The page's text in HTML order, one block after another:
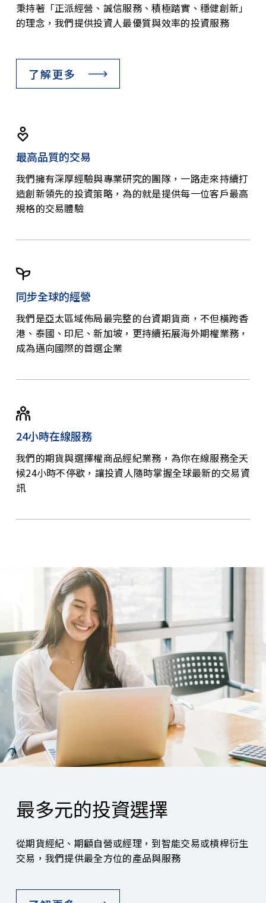
秉持著「正派經營、誠信服務、積極踏實、穩健創新」
的理念，我們提供投資人最優質與效率的投資服務
了解更多
最高品質的交易
我們擁有深厚經驗與專業研究的團隊，一路走來持續打
造創新領先的投資策略，為的就是提供每一位客戶最高
規格的交易體驗
同步全球的經營
我們是亞太區域佈局最完整的台資期貨商，不但橫跨香
港、泰國、印尼、新加坡，更持續拓展海外期權業務，
成為邁向國際的首選企業
24小時在線服務
我們的期貨與選擇權商品經紀業務，為你在線服務全天
候24小時不停歇，讓投資人隨時掌握全球最新的交易資
訊
最多元的投資選擇
從期貨經紀、期顧自營或經理，到智能交易或槓桿衍生
交易，我們提供最全方位的產品與服務